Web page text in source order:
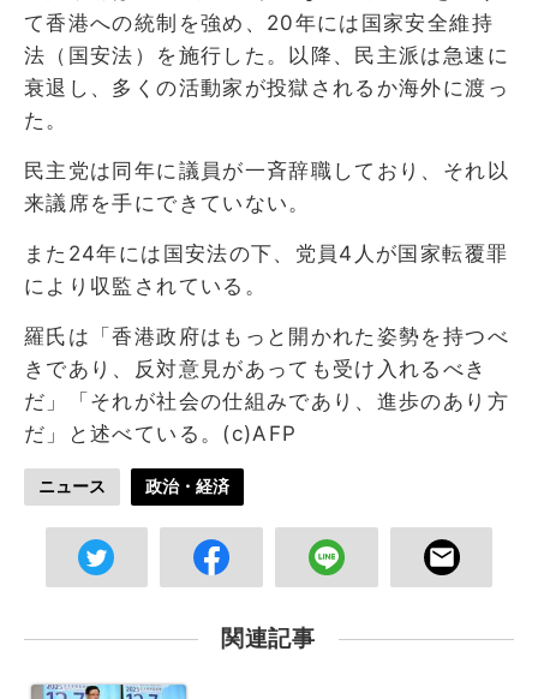
て香港への統制を強め、20年には国家安全維持
法（国安法）を施行した。以降、民主派は急速に
衰退し、多くの活動家が投獄されるか海外に渡っ
た。
民主党は同年に議員が一斉辞職しており、それ以
来議席を手にできていない。
また24年には国安法の下、党員4人が国家転覆罪
により収監されている。
羅氏は「香港政府はもっと開かれた姿勢を持つべ
きであり、反対意見があっても受け入れるべき
だ」「それが社会の仕組みであり、進歩のあり方
だ」と述べている。(c)AFP
ニュース 政治・経済
関連記事